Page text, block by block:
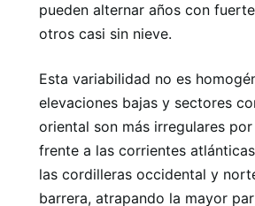
pueden alternar años con
otros casi sin nieve.
Esta variabilidad no es
elevaciones bajas y sectores
oriental son más irregulares
frente a las corrientes
las cordilleras occidental y
barrera, atrapando la mayor